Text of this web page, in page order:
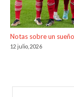
Notas sobre un
12 julio, 2026